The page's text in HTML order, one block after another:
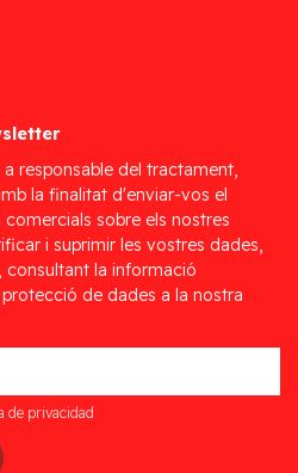
a responsable del tractament,
la finalitat d'enviar-vos el
sobre els nostres
i suprimir les vostres dades,
consultant la informació
de dades a la nostra
de privacidad